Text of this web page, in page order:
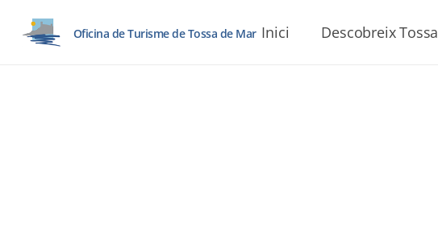
Oficina de Turisme de Tossa de Mar Inici Descobreix Tossa